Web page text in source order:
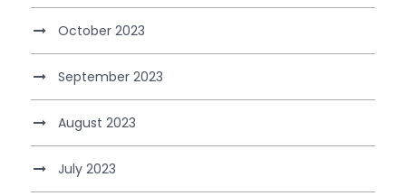
October 2023
September 2023
August 2023
July 2023